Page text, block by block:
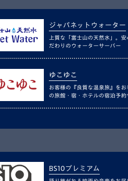
ジャパネットウォーター
上質な「富士山の天然水」。安
だわりのウォーターサーバー
ゆこゆこ
お客様の『良質な温泉旅』をお
の旅館・宿・ホテルの宿泊予約
BS10プレミアム